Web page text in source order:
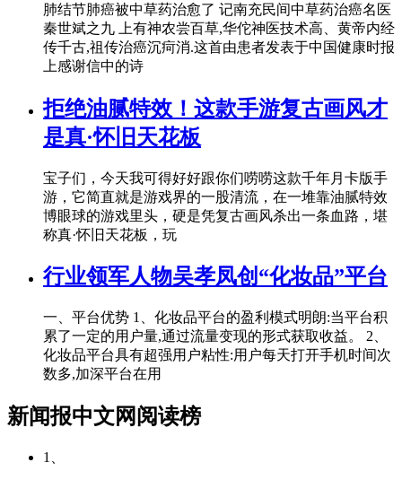
肺结节肺癌被中草药治愈了 记南充民间中草药治癌名医
秦世斌之九 上有神农尝百草,华佗神医技术高、黄帝内经
传千古,祖传治癌沉疴消.这首由患者发表于中国健康时报
上感谢信中的诗
拒绝油腻特效！这款手游复古画风才
是真·怀旧天花板
宝子们，今天我可得好好跟你们唠唠这款千年月卡版手
游，它简直就是游戏界的一股清流，在一堆靠油腻特效
博眼球的游戏里头，硬是凭复古画风杀出一条血路，堪
称真·怀旧天花板，玩
行业领军人物吴孝凤创“化妆品”平台
一、平台优势 1、化妆品平台的盈利模式明朗:当平台积
累了一定的用户量,通过流量变现的形式获取收益。 2、
化妆品平台具有超强用户粘性:用户每天打开手机时间次
数多,加深平台在用
新闻报中文网阅读榜
1、